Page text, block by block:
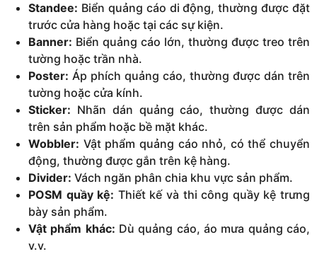
Standee: Biển quảng cáo di động, thường được đặt
trước cửa hàng hoặc tại các sự kiện.
Banner: Biển quảng cáo lớn, thường được treo trên
tường hoặc trần nhà.
Poster: Áp phích quảng cáo, thường được dán trên
tường hoặc cửa kính.
Sticker: Nhãn dán quảng cáo, thường được dán
trên sản phẩm hoặc bề mặt khác.
Wobbler: Vật phẩm quảng cáo nhỏ, có thể chuyển
động, thường được gắn trên kệ hàng.
Divider: Vách ngăn phân chia khu vực sản phẩm.
POSM quầy kệ: Thiết kế và thi công quầy kệ trưng
bày sản phẩm.
Vật phẩm khác: Dù quảng cáo, áo mưa quảng cáo,
v.v.